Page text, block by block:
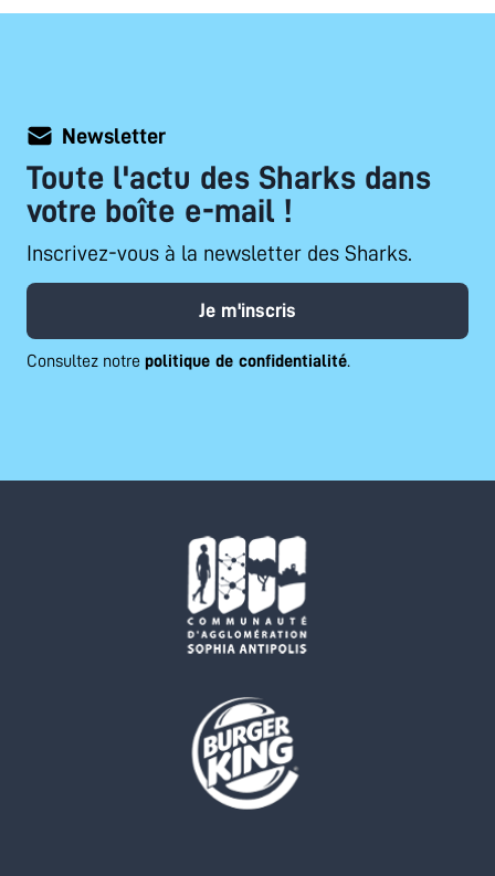
Newsletter
Toute l'actu des Sharks dans
votre boîte e-mail !
Inscrivez-vous à la newsletter des Sharks.
Je m'inscris
Consultez notre politique de confidentialité.